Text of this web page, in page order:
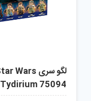
Tydirium 75094